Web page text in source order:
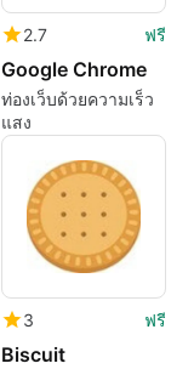
2.7 ฟรี
Google Chrome
ท่องเว็บด้วยความเร็ว
แสง
3 ฟรี
Biscuit